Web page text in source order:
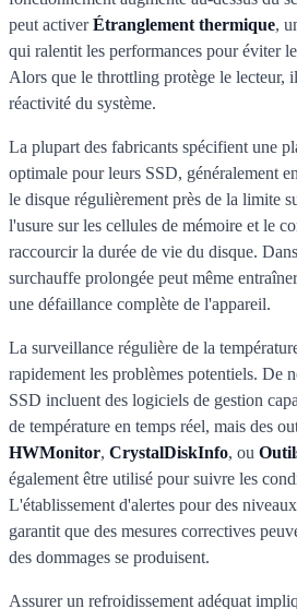
peut activerÉtranglement thermique,
qui ralentit les performances pour éviter
Alors que le throttling protège le lecteur,
réactivité du système.
La plupart des fabricants spécifient une
optimale pour leurs SSD, généralement
le disque régulièrement près de la limite
l'usure sur les cellules de mémoire et le
raccourcir la durée de vie du disque.
surchauffe prolongée peut même
une défaillance complète de l'appareil.
La surveillance régulière de la
rapidement les problèmes potentiels. De
SSD incluent des logiciels de gestion
de température en temps réel, mais des
HWMonitor, CrystalDiskInfo, ou
également être utilisé pour suivre les
L'établissement d'alertes pour des
garantit que des mesures correctives
des dommages se produisent.
Assurer un refroidissement adéquat